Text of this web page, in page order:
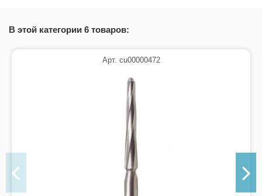
В этой категории 6 товаров:
Арт. cu00000472